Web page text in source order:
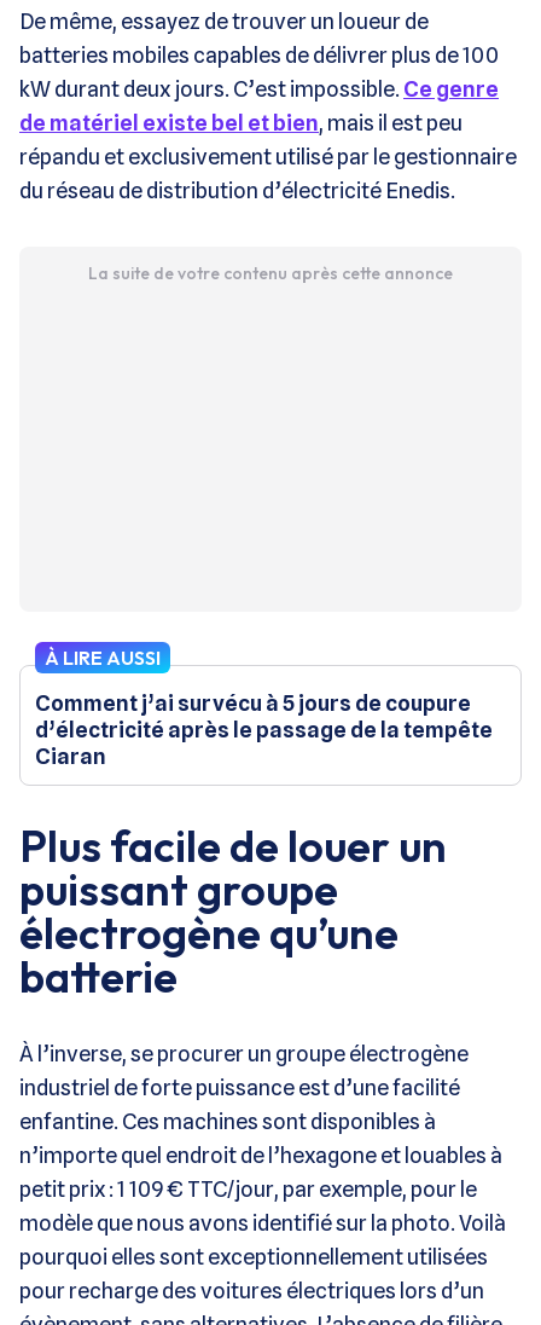
De même, essayez de trouver un loueur de
batteries mobiles capables de délivrer plus de 100
kW durant deux jours. C’est impossible. Ce genre
de matériel existe bel et bien, mais il est peu
répandu et exclusivement utilisé par le gestionnaire
du réseau de distribution d’électricité Enedis.
La suite de votre contenu après cette annonce
À LIRE AUSSI
Comment j’ai survécu à 5 jours de coupure
d’électricité après le passage de la tempête
Ciaran
Plus facile de louer un
puissant groupe
électrogène qu’une
batterie
À l’inverse, se procurer un groupe électrogène
industriel de forte puissance est d’une facilité
enfantine. Ces machines sont disponibles à
n’importe quel endroit de l’hexagone et louables à
petit prix : 1 109 € TTC/jour, par exemple, pour le
modèle que nous avons identifié sur la photo. Voilà
pourquoi elles sont exceptionnellement utilisées
pour recharge des voitures électriques lors d’un